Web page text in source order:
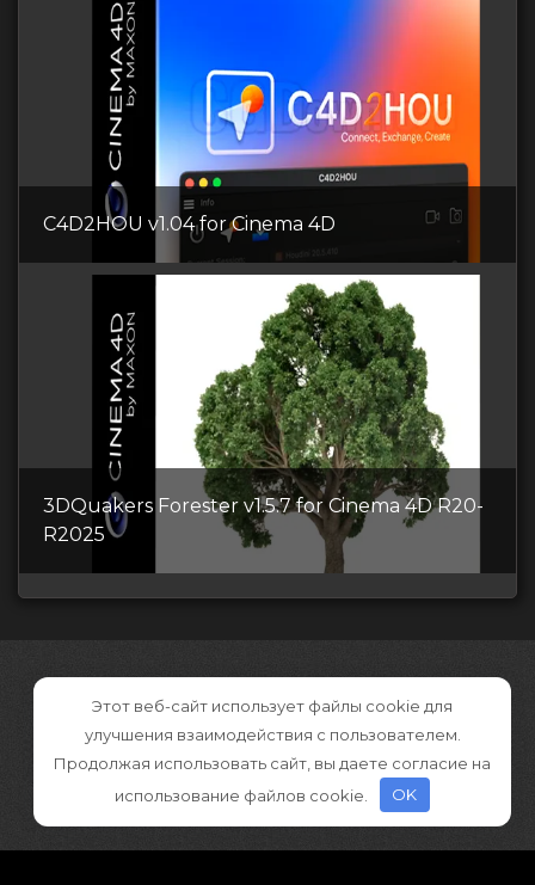
C4D2HOU v1.04 for Cinema 4D
3DQuakers Forester v1.5.7 for Cinema 4D R20-
R2025
Этот веб-сайт использует файлы cookie для
улучшения взаимодействия с пользователем.
Продолжая использовать сайт, вы даете согласие на
использование файлов cookie.
OK